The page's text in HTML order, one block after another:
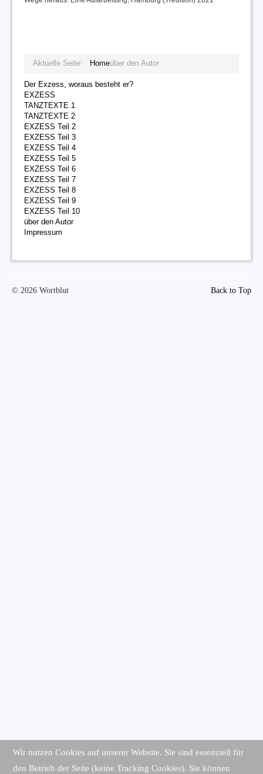
Aktuelle Seite: Homeüber den Autor
Der Exzess, woraus besteht er?
EXZESS
TANZTEXTE 1
TANZTEXTE 2
EXZESS Teil 2
EXZESS Teil 3
EXZESS Teil 4
EXZESS Teil 5
EXZESS Teil 6
EXZESS Teil 7
EXZESS Teil 8
EXZESS Teil 9
EXZESS Teil 10
über den Autor
Impressum
Back to Top
© 2026 Wortblut
Wir nutzen Cookies auf unserer Website. Sie sind essenziell für
den Betrieb der Seite (keine Tracking Cookies). Sie können